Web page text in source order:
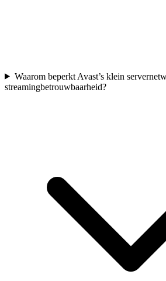
Waarom beperkt Avast’s klein
streamingbetrouwbaarheid?